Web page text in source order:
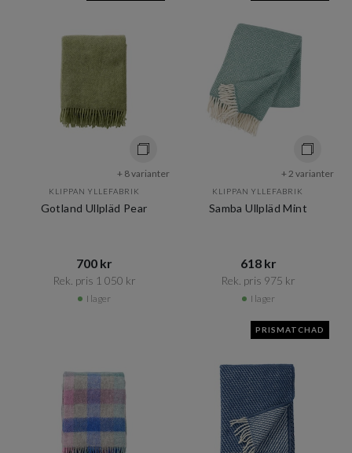
+ 8 varianter
KLIPPAN YLLEFABRIK
Gotland Ullpläd Pear
700 kr​​
Rek. pris 1 050 kr​​
I lager
+ 2 varianter
KLIPPAN YLLEFABRIK
Samba Ullpläd Mint
618 kr​​
Rek. pris 975 kr​​
I lager
PRISMATCHAD